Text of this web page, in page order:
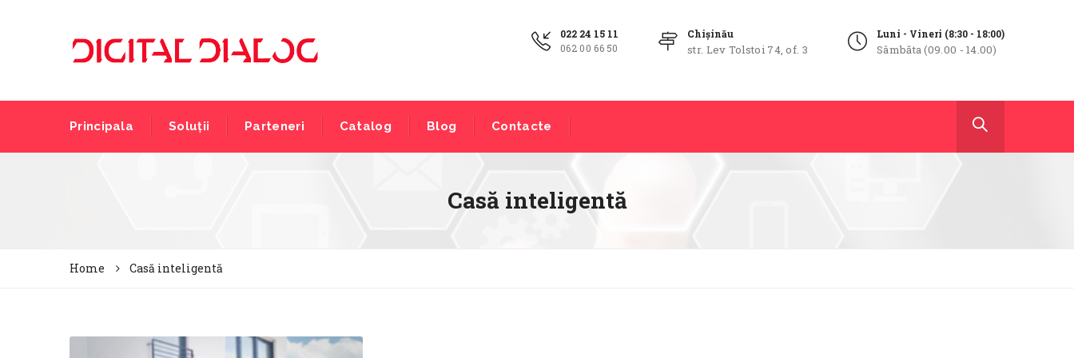
022 24 15 11
062 00 66 50
Chișinău
str. Lev Tolstoi 74, of. 3
Luni - Vineri (8:30 - 18:00)
Sâmbăta (09.00 - 14.00)
Principala Soluții Parteneri Catalog Blog Contacte
Casă inteligentă
Home Casă inteligentă